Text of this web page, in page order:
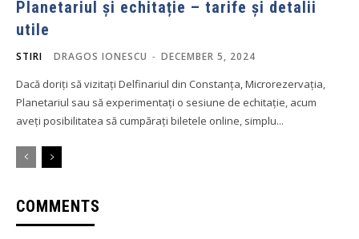
Planetariul și echitație – tarife și detalii
utile
STIRI DRAGOS IONESCU - DECEMBER 5, 2024
Dacă doriți să vizitați Delfinariul din Constanța, Microrezervația,
Planetariul sau să experimentați o sesiune de echitație, acum
aveți posibilitatea să cumpărați biletele online, simplu...
COMMENTS